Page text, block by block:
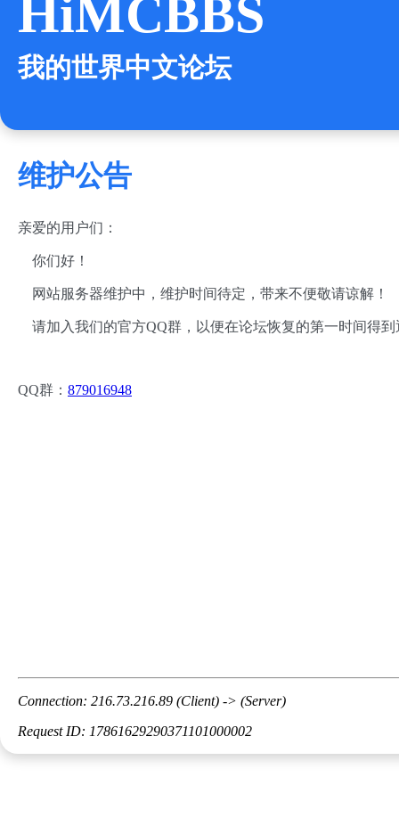
HiMCBBS
我的世界中文论坛
维护公告
亲爱的用户们：
你们好！
网站服务器维护中，维护时间待定，带来不便敬请谅解！
请加入我们的官方QQ群，以便在论坛恢复的第一时间得到
QQ群： 879016948
Connection: 216.73.216.89 (Client) -> (Server)
Request ID: 17861629290371101000002